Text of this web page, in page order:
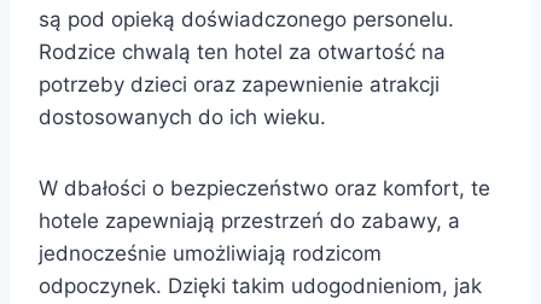
są pod opieką doświadczonego personelu.
Rodzice chwalą ten hotel za otwartość na
potrzeby dzieci oraz zapewnienie atrakcji
dostosowanych do ich wieku.
W dbałości o bezpieczeństwo oraz komfort, te
hotele zapewniają przestrzeń do zabawy, a
jednocześnie umożliwiają rodzicom
odpoczynek. Dzięki takim udogodnieniom, jak